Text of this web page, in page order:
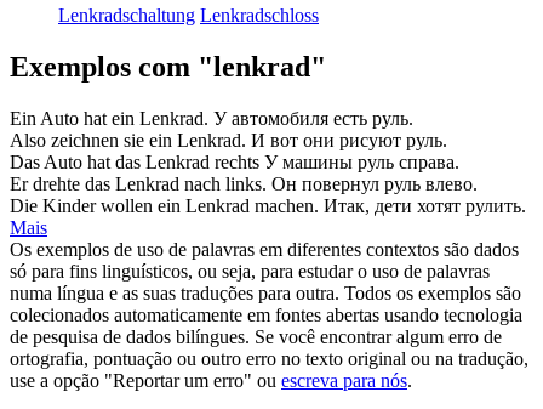
Lenkradschaltung Lenkradschloss
Exemplos com "lenkrad"
Ein Auto hat ein Lenkrad. У автомобиля есть руль.
Also zeichnen sie ein Lenkrad. И вот они рисуют руль.
Das Auto hat das Lenkrad rechts У машины руль справа.
Er drehte das Lenkrad nach links. Он повернул руль влево.
Die Kinder wollen ein Lenkrad machen. Итак, дети хотят рулить.
Mais
Os exemplos de uso de palavras em diferentes contextos são dados
só para fins linguísticos, ou seja, para estudar o uso de palavras
numa língua e as suas traduções para outra. Todos os exemplos são
colecionados automaticamente em fontes abertas usando tecnologia
de pesquisa de dados bilíngues. Se você encontrar algum erro de
ortografia, pontuação ou outro erro no texto original ou na tradução,
use a opção "Reportar um erro" ou escreva para nós.